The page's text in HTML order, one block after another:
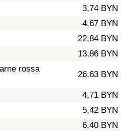
3,74 BYN
4,67 BYN
22,84 BYN
13,86 BYN
rossa
26,63 BYN
4,71 BYN
5,42 BYN
6,40 BYN
per